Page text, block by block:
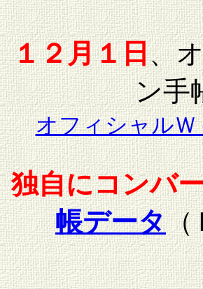
１２月１日、
ン手
オフィシャルＷ
独自にコンバ
帳データ（